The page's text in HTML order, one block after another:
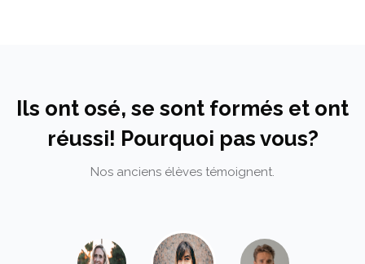
Ils ont osé, se sont formés et ont
réussi! Pourquoi pas vous?
Nos anciens élèves témoignent.